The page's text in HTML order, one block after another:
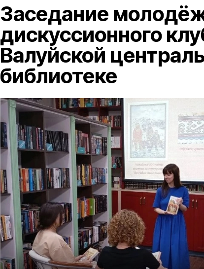
Заседание
дискуссионного
Валуйской
библиотеке